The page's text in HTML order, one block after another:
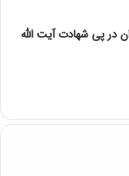
در پی شهادت آیت الله